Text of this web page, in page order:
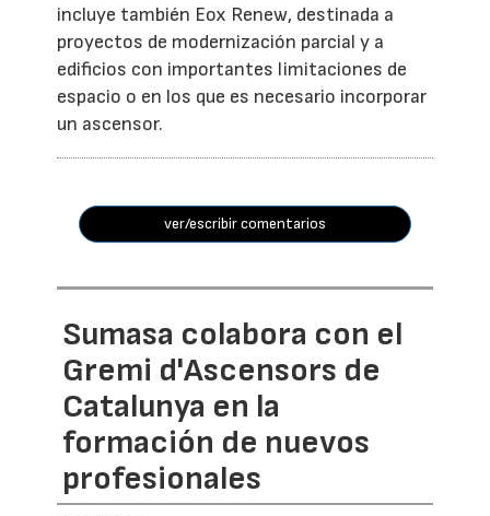
incluye también Eox Renew, destinada a
proyectos de modernización parcial y a
edificios con importantes limitaciones de
espacio o en los que es necesario incorporar
un ascensor.
ver/escribir comentarios
Sumasa colabora con el
Gremi d'Ascensors de
Catalunya en la
formación de nuevos
profesionales